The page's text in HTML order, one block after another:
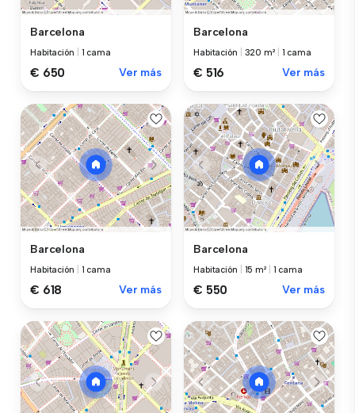
Barcelona
Habitación 1 cama
€ 650 Ver más
Barcelona
Habitación 320 m² 1 cama
€ 516 Ver más
Barcelona
Habitación 1 cama
€ 618 Ver más
Barcelona
Habitación 15 m² 1 cama
€ 550 Ver más